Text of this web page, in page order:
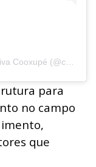
para
no campo
que